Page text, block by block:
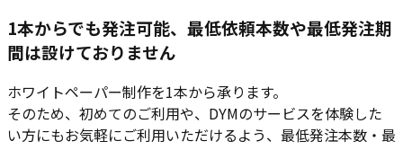
1本からでも発注可能、最低依頼本数や最低発注期
間は設けておりません
ホワイトペーパー制作を1本から承ります。
そのため、初めてのご利用や、DYMのサービスを体験した
い方にもお気軽にご利用いただけるよう、最低発注本数・最